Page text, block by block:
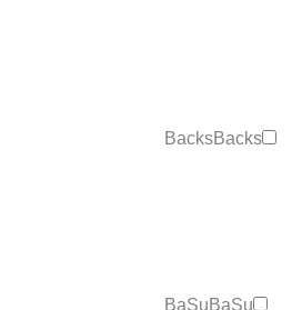
BacksBacks
BaSu BaSu